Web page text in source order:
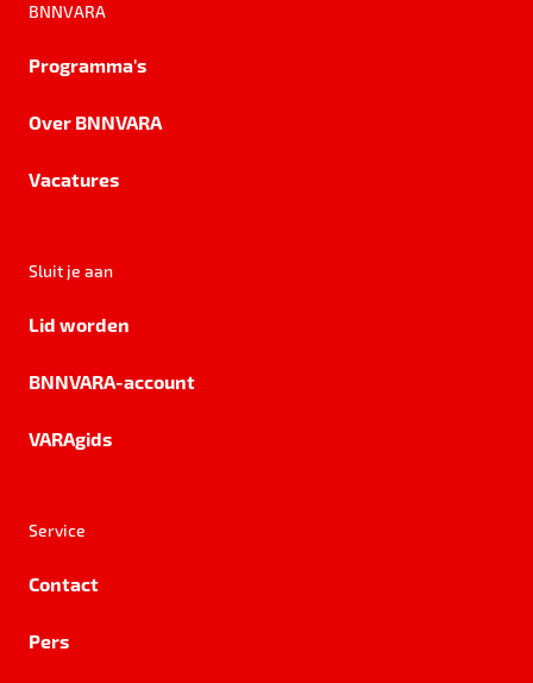
BNNVARA
Programma's
Over BNNVARA
Vacatures
Sluit je aan
Lid worden
BNNVARA-account
VARAgids
Service
Contact
Pers